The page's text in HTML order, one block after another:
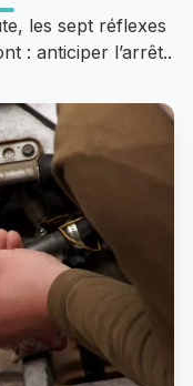
les sept réflexes
: anticiper l’arrêt..